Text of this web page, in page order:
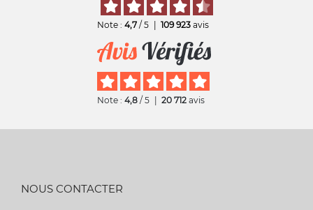
Note : 4,7 / 5 109 923 avis
Note : 4,8 / 5 20 712 avis
NOUS CONTACTER